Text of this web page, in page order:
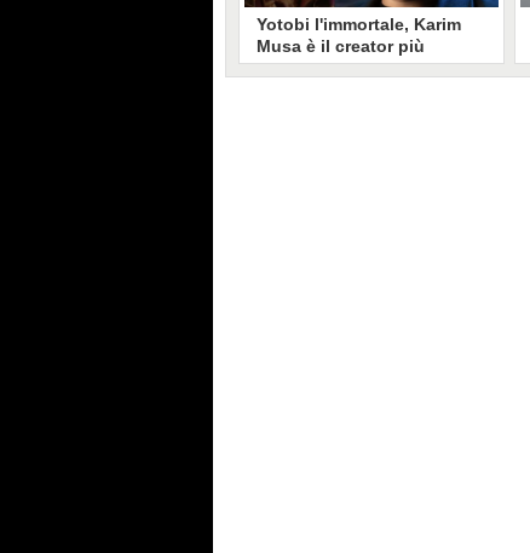
Yotobi l'immortale, Karim
Musa è il creator più
longevo in Italia: il suo